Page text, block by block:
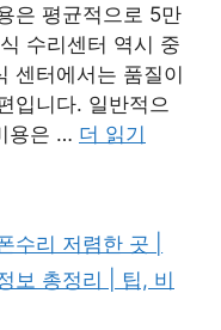
은 평균적으로 5만
수리센터 역시 중
센터에서는 품질이
입니다. 일반적으
용은 … 더 읽기
수리 저렴한 곳 |
보 총정리 | 팁, 비